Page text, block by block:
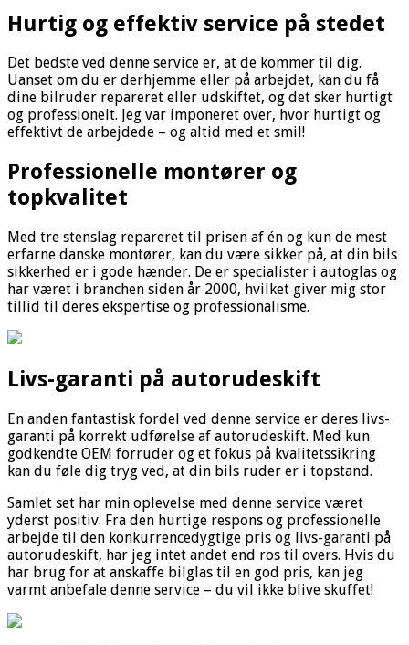
Hurtig og effektiv service på stedet
Det bedste ved denne service er, at de kommer til dig.
Uanset om du er derhjemme eller på arbejdet, kan du få
dine bilruder repareret eller udskiftet, og det sker hurtigt
og professionelt. Jeg var imponeret over, hvor hurtigt og
effektivt de arbejdede – og altid med et smil!
Professionelle montører og
topkvalitet
Med tre stenslag repareret til prisen af én og kun de mest
erfarne danske montører, kan du være sikker på, at din bils
sikkerhed er i gode hænder. De er specialister i autoglas og
har været i branchen siden år 2000, hvilket giver mig stor
tillid til deres ekspertise og professionalisme.
Livs-garanti på autorudeskift
En anden fantastisk fordel ved denne service er deres livs-
garanti på korrekt udførelse af autorudeskift. Med kun
godkendte OEM forruder og et fokus på kvalitetssikring
kan du føle dig tryg ved, at din bils ruder er i topstand.
Samlet set har min oplevelse med denne service været
yderst positiv. Fra den hurtige respons og professionelle
arbejde til den konkurrencedygtige pris og livs-garanti på
autorudeskift, har jeg intet andet end ros til overs. Hvis du
har brug for at anskaffe bilglas til en god pris, kan jeg
varmt anbefale denne service – du vil ikke blive skuffet!